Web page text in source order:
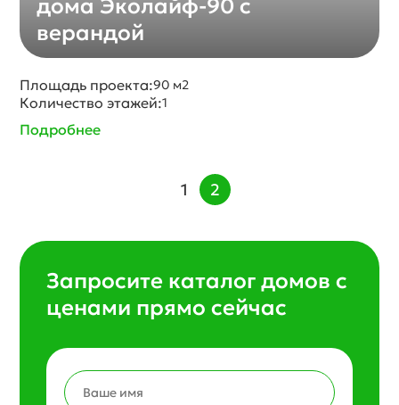
дома Эколайф-90 с
верандой
Площадь проекта:90 м2
Количество этажей:1
Подробнее
1 2
Запросите каталог домов с
ценами прямо сейчас